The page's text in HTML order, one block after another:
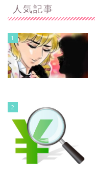
人気記事
1
2